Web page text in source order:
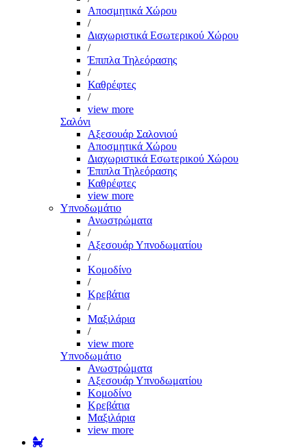
Αποσμητικά Χώρου
/
Διαχωριστικά Εσωτερικού Χώρου
/
Έπιπλα Τηλεόρασης
/
Καθρέφτες
/
view more
Σαλόνι
Αξεσουάρ Σαλονιού
Αποσμητικά Χώρου
Διαχωριστικά Εσωτερικού Χώρου
Έπιπλα Τηλεόρασης
Καθρέφτες
view more
Υπνοδωμάτιο
Ανωστρώματα
/
Αξεσουάρ Υπνοδωματίου
/
Κομοδίνο
/
Κρεβάτια
/
Μαξιλάρια
/
view more
Υπνοδωμάτιο
Ανωστρώματα
Αξεσουάρ Υπνοδωματίου
Κομοδίνο
Κρεβάτια
Μαξιλάρια
view more